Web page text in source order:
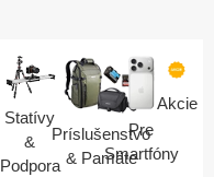
Statívy
&
Podpora
Príslušenstvo
& Pamäte
Pre
Smartfóny
Akcie